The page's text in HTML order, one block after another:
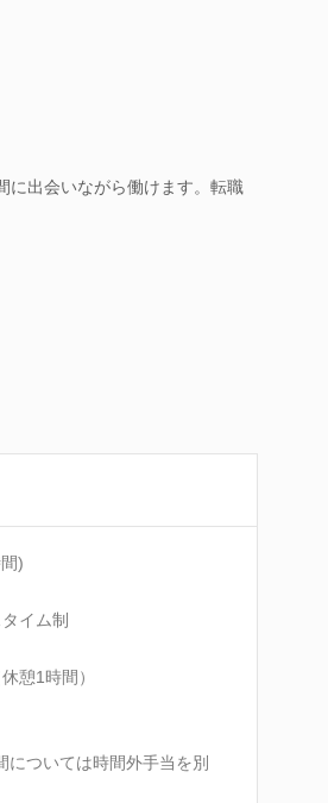
に出会いながら働けます。転職
)
イム制
憩1時間）
ついては時間外手当を別